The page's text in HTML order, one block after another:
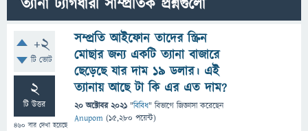
ত্যানা ট্যাগধারী সাম্প্রতিক প্রশ্নগুলো
+2
টি ভোট
2
টি উত্তর
460 বার দেখা হয়েছে
সম্প্রতি আইফোন তাদের স্ক্রিন
মোছার জন্য একটি ত্যানা বাজারে
ছেড়েছে যার দাম ১৯ ডলার। এই
ত্যানায় আছে টা কি এর এত দাম?
20 অক্টোবর 2021 "বিবিধ" বিভাগে জিজ্ঞাসাকরেছেন
Anupom (15,280 পয়েন্ট)